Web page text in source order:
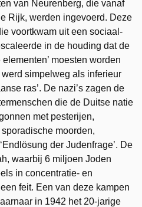
van Neurenberg, die vanaf
Rijk, werden ingevoerd. Deze
voortkwam uit een sociaal-
in de houding dat de
moesten worden
werd simpelweg als inferieur
ras’. De nazi’s zagen de
die de Duitse natie
met pesterijen,
moorden,
der Judenfrage’. De
waarbij 6 miljoen Joden
in concentratie- en
feit. Een van deze kampen
in 1942 het 20-jarige